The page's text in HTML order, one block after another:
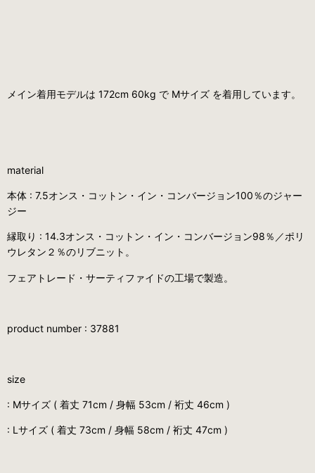
メイン着用モデルは 172cm 60kg で Mサイズ を着用しています。
material
本体 : 7.5オンス・コットン・イン・コンバージョン100％のジャー
ジー
縁取り : 14.3オンス・コットン・イン・コンバージョン98％／ポリ
ウレタン２％のリブニット。
フェアトレード・サーティファイドの工場で製造。
product number : 37881
size
: Mサイズ ( 着丈 71cm / 身幅 53cm / 裄丈 46cm )
: Lサイズ ( 着丈 73cm / 身幅 58cm / 裄丈 47cm )